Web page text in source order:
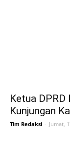
Ketua
Kunjungan
Tim Redaksi - Jumat,